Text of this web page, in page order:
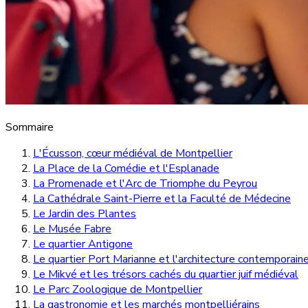
Sommaire
L'Écusson, cœur médiéval de Montpellier
La Place de la Comédie et l'Esplanade
La Promenade et l'Arc de Triomphe du Peyrou
La Cathédrale Saint-Pierre et la Faculté de Médecine
Le Jardin des Plantes
Le Musée Fabre
Le quartier Antigone
Le quartier Port Marianne et l'architecture
Le Mikvé et les trésors cachés du quartier juif médiéval
Le Parc Zoologique de Montpellier
La gastronomie et les marchés montpelliérains